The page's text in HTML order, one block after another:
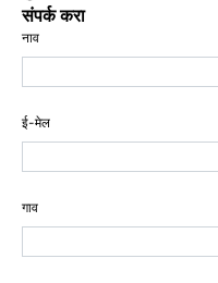
संपर्क करा
नाव
ई-मेल
गाव